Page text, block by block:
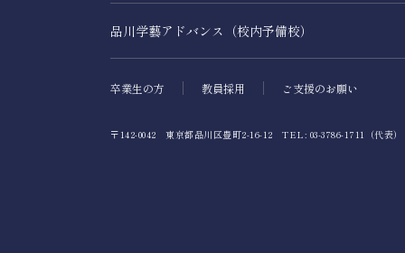
品川学藝アドバンス（校内予備校）
卒業生の方 教員採用 ご支援のお願い
〒142-0042 東京都品川区豊町2-16-12 TEL: 03-3786-1711（代表